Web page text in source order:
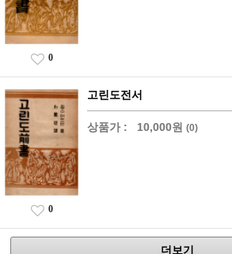
0
고린도전서
상품가 : 10,000원 (0)
0
더보기